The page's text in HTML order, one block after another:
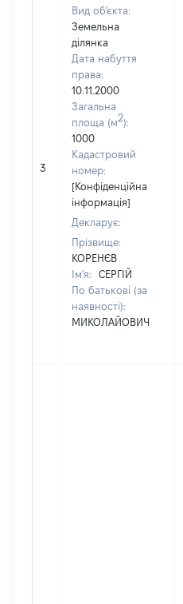
3
Вид об'єкта:
Земельна
ділянка
Дата набуття
права:
10.11.2000
Загальна
площа (м2):
1000
Кадастровий
номер:
[Конфіденційна
інформація]
Декларує:
Прізвище:
КОРЕНЄВ
Ім'я:
СЕРГІЙ
По батькові (за
наявності):
МИКОЛАЙОВИЧ